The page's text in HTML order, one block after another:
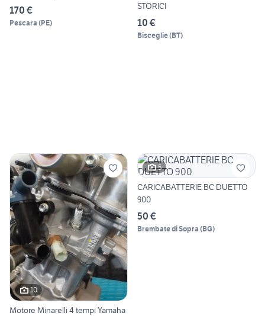
170 €
Pescara (PE)
STORICI
10 €
Bisceglie(BT)
10
Motore Minarelli 4 tempi Yamaha
5
CARICABATTERIE BC DUETTO
900
50 €
Brembate di Sopra (BG)